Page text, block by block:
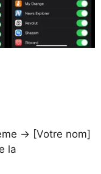
→ [Votre nom]
la